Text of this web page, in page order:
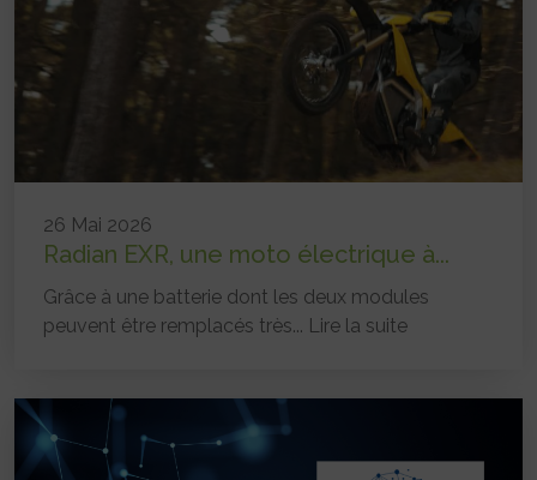
26 Mai 2026
Radian EXR, une moto électrique à...
Grâce à une batterie dont les deux modules
peuvent être remplacés très... Lire la suite